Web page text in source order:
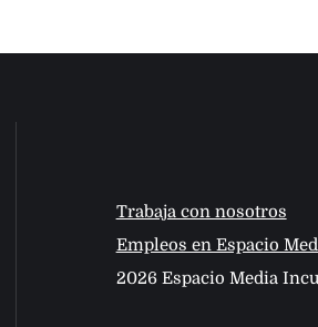
Trabaja con nosotros
Empleos en Espacio
2026 Espacio Media